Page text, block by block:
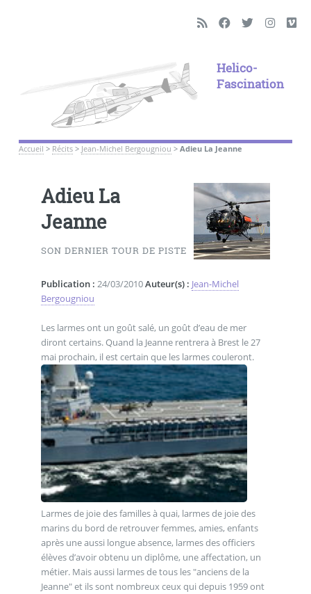
Helico-
Fascination
Accueil > Récits> Jean-Michel Bergougniou > Adieu La Jeanne
Adieu La
Jeanne
SON DERNIER TOUR DE PISTE
Publication : 24/03/2010Auteur(s) : Jean-Michel
Bergougniou
Les larmes ont un goût salé, un goût d’eau de mer
diront certains. Quand la Jeanne rentrera à Brest le 27
mai prochain, il est certain que les larmes couleront.
Larmes de joie des familles à quai, larmes de joie des
marins du bord de retrouver femmes, amies, enfants
après une aussi longue absence, larmes des officiers
élèves d’avoir obtenu un diplôme, une affectation, un
métier. Mais aussi larmes de tous les "anciens de la
Jeanne" et ils sont nombreux ceux qui depuis 1959 ont